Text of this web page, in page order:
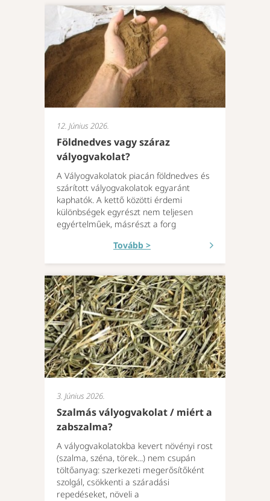
12. Június 2026.
Földnedves vagy száraz
vályogvakolat?
A Vályogvakolatok piacán földnedves és
szárított vályogvakolatok egyaránt
kaphatók. A kettő közötti érdemi
különbségek egyrészt nem teljesen
egyértelműek, másrészt a forg
Tovább >
3. Június 2026.
Szalmás vályogvakolat / miért a
zabszalma?
A vályogvakolatokba kevert növényi rost
(szalma, széna, törek...) nem csupán
töltőanyag: szerkezeti megerősítőként
szolgál, csökkenti a száradási
repedéseket, növeli a